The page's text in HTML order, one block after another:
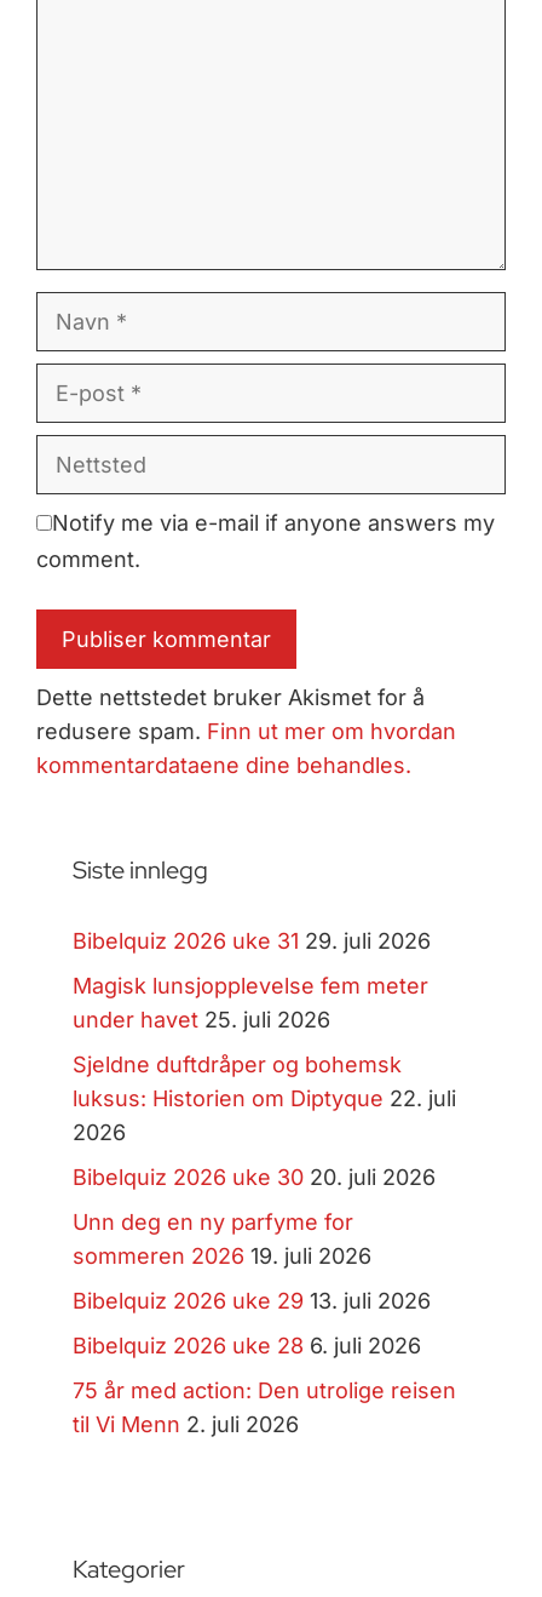
post
Notify me via e-mail if anyone answers my
comment.
Dette nettstedet bruker Akismet for å
redusere spam. Finn ut mer om hvordan
kommentardataene dine behandles.
Siste innlegg
Bibelquiz 2026 uke 31 29. juli 2026
Magisk lunsjopplevelse fem meter
under havet 25. juli 2026
Sjeldne duftdråper og bohemsk
luksus: Historien om Diptyque 22. juli
2026
Bibelquiz 2026 uke 30 20. juli 2026
Unn deg en ny parfyme for
sommeren 2026 19. juli 2026
Bibelquiz 2026 uke 29 13. juli 2026
Bibelquiz 2026 uke 28 6. juli 2026
75 år med action: Den utrolige reisen
til Vi Menn 2. juli 2026
Kategorier